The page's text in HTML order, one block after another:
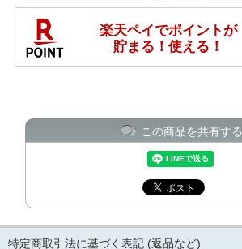
この商品を共有する
特定商取引法に基づく表記 (返品など)